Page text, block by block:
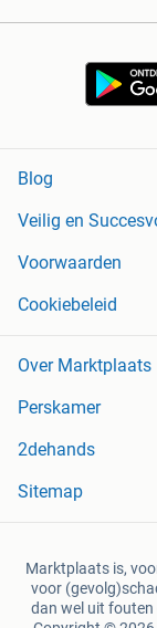
Blog
Veilig en
Voorwaarden
Cookiebeleid
Over Marktplaats
Perskamer
2dehands
Sitemap
Marktplaats is,
voor
dan wel uit